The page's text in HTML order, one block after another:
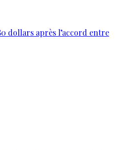
dollars après l’accord entre